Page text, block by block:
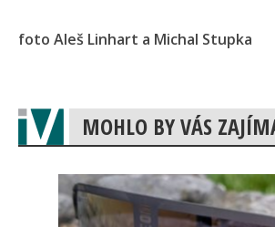
foto Aleš Linhart a Michal Stupka
MOHLO BY VÁS